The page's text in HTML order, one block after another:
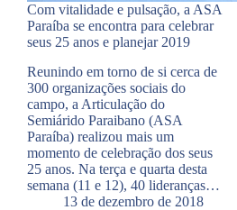
Com vitalidade e pulsação, a ASA
Paraíba se encontra para celebrar
seus 25 anos e planejar 2019
Reunindo em torno de si cerca de
300 organizações sociais do
campo, a Articulação do
Semiárido Paraibano (ASA
Paraíba) realizou mais um
momento de celebração dos seus
25 anos. Na terça e quarta desta
semana (11 e 12), 40 lideranças…
13 de dezembro de 2018